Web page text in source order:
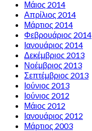
Μάιος 2014
Απρίλιος 2014
Μάρτιος 2014
Φεβρουάριος 2014
Ιανουάριος 2014
Δεκέμβριος 2013
Νοέμβριος 2013
Σεπτέμβριος 2013
Ιούνιος 2013
Ιούνιος 2012
Μάιος 2012
Ιανουάριος 2012
Μάρτιος 2003